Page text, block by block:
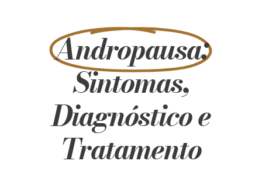
Andropausa:
Sintomas,
Diagnóstico e
Tratamento